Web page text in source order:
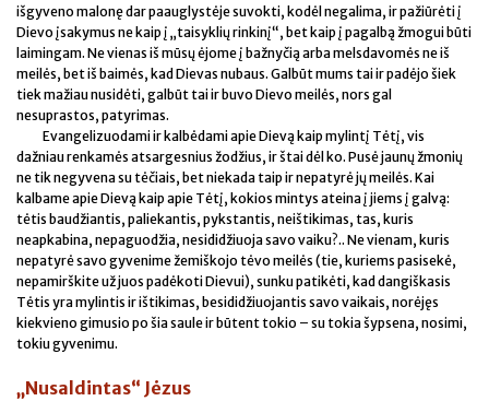
išgyveno malonę dar paauglystėje suvokti, kodėl negalima, ir pažiūrėti į
Dievo įsakymus ne kaip į „taisyklių rinkinį“, bet kaip į pagalbą žmogui būti
laimingam. Ne vienas iš mūsų ėjome į bažnyčią arba melsdavomės ne iš
meilės, bet iš baimės, kad Dievas nubaus. Galbūt mums tai ir padėjo šiek
tiek mažiau nusidėti, galbūt tai ir buvo Dievo meilės, nors gal
nesuprastos, patyrimas.
Evangelizuodami ir kalbėdami apie Dievą kaip mylintį Tėtį, vis
dažniau renkamės atsargesnius žodžius, ir štai dėl ko. Pusė jaunų žmonių
ne tik negyvena su tėčiais, bet niekada taip ir nepatyrė jų meilės. Kai
kalbame apie Dievą kaip apie Tėtį, kokios mintys ateina į jiems į galvą:
tėtis baudžiantis, paliekantis, pykstantis, neištikimas, tas, kuris
neapkabina, nepaguodžia, nesididžiuoja savo vaiku?.. Ne vienam, kuris
nepatyrė savo gyvenime žemiškojo tėvo meilės (tie, kuriems pasisekė,
nepamirškite už juos padėkoti Dievui), sunku patikėti, kad dangiškasis
Tėtis yra mylintis ir ištikimas, besididžiuojantis savo vaikais, norėjęs
kiekvieno gimusio po šia saule ir būtent tokio – su tokia šypsena, nosimi,
tokiu gyvenimu.
„Nusaldintas“ Jėzus